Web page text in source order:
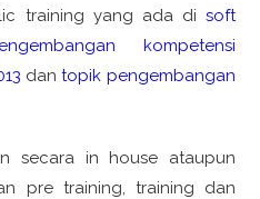
training yang ada di soft
kompetensi
dantopik pengembangan
secara in house ataupun
pre training, training dan